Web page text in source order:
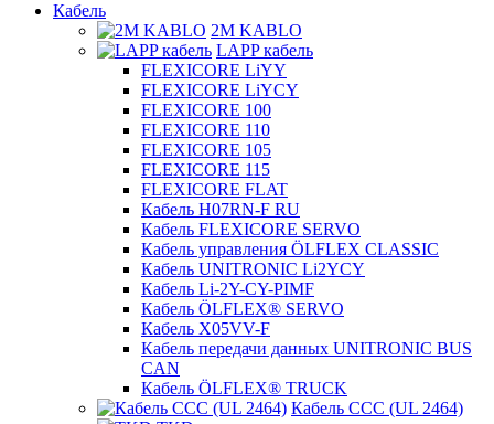
Кабель
2M KABLO
LAPP кабель
FLEXICORE LiYY
FLEXICORE LiYCY
FLEXICORE 100
FLEXICORE 110
FLEXICORE 105
FLEXICORE 115
FLEXICORE FLAT
Кабель H07RN-F RU
Кабель FLEXICORE SERVO
Кабель управления ÖLFLEX CLASSIC
Кабель UNITRONIC Li2YCY
Кабель Li-2Y-CY-PIMF
Кабель ÖLFLEX® SERVO
Кабель X05VV-F
Кабель передачи данных UNITRONIC BUS
CAN
Кабель ÖLFLEX® TRUCK
Кабель CCC (UL 2464)